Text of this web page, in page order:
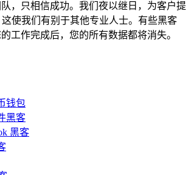
，只相信成功。我们夜以继日，为客户提
这使我们有别于其他专业人士。有些黑客
工作完成后，您的所有数据都将消失。
钱包
黑客
黑客